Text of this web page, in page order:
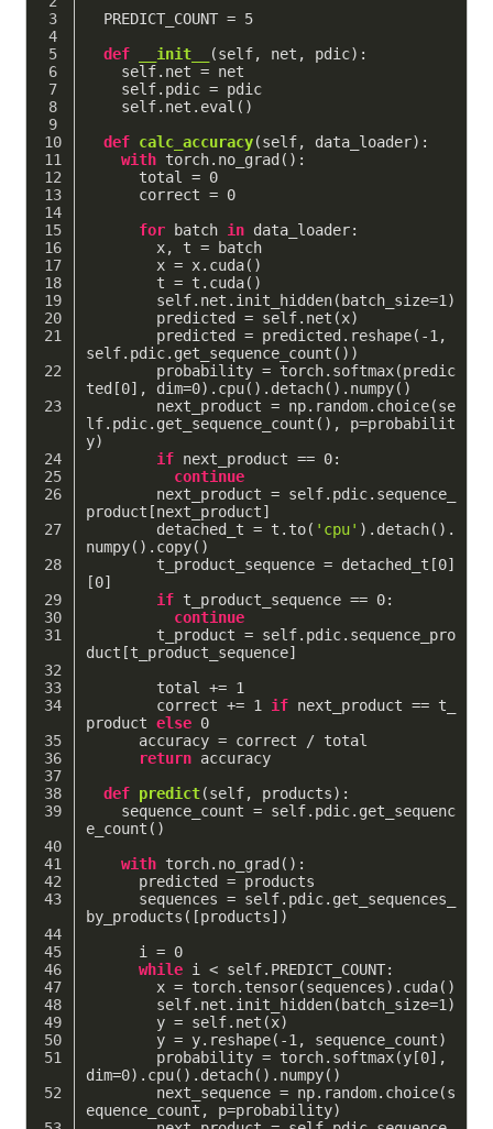
  PREDICT_COUNT =
5
def
__init__ (self, net, pdic) :
    self.net = net
    self.pdic = pdic
    self.net.eval()
def calc_accuracy(self, data_loader) :
with torch.no_grad():
      total =
0
      correct =
0
for batch in data_loader:
        x, t = batch
        x = x.cuda()
        t = t.cuda()
        self.net.init_hidden(batch_size=
1 )
        predicted = self.net(x)
        predicted = predicted.reshape(
-1 ,
self.pdic.get_sequence_count())
ted[0], dim=0).cpu().detach().numpy()
lf.pdic.get_sequence_count(), p=probabilit
y)
if next_product == 0:
continue
product[next_product]
        detached_t = t.to(
'cpu' ).detach().
numpy().copy()
        t_product_sequence = detached_t[
0]
[0]
if t_product_sequence == 0:
continue
duct[t_product_sequence]
        total +=
1
        correct +=
1 if next_product == t_
product else 0
      accuracy = correct / total
return accuracy
def predict(self, products) :
e_count()
with torch.no_grad():
      predicted = products
by_products([products])
      i =
0
while i < self.PREDICT_COUNT:
        x = torch.tensor(sequences).cuda()
        self.net.init_hidden(batch_size=
1 )
        y = self.net(x)
        y = y.reshape(
-1 , sequence_count)
        probability = torch.softmax(y[
0],
dim=0).cpu().detach().numpy()
equence_count, p=probability)